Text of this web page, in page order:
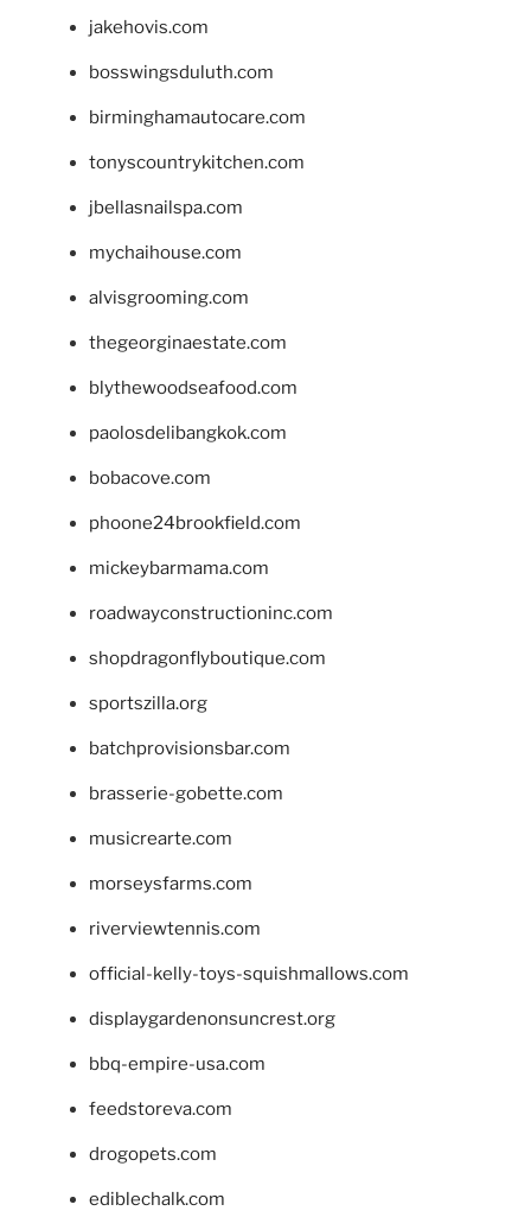
jakehovis.com
bosswingsduluth.com
birminghamautocare.com
tonyscountrykitchen.com
jbellasnailspa.com
mychaihouse.com
alvisgrooming.com
thegeorginaestate.com
blythewoodseafood.com
paolosdelibangkok.com
bobacove.com
phoone24brookfield.com
mickeybarmama.com
roadwayconstructioninc.com
shopdragonflyboutique.com
sportszilla.org
batchprovisionsbar.com
brasserie-gobette.com
musicrearte.com
morseysfarms.com
riverviewtennis.com
official-kelly-toys-squishmallows.com
displaygardenonsuncrest.org
bbq-empire-usa.com
feedstoreva.com
drogopets.com
ediblechalk.com